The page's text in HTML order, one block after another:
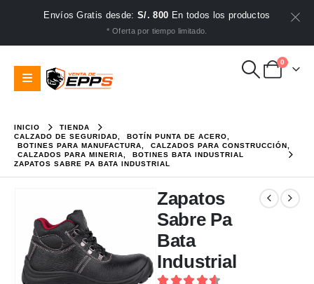
Envíos Gratis desde:S/. 800 En todos los productos
* Oferta por tiempo limitado.
0
INICIO
TIENDA
CALZADO DE SEGURIDAD
BOTÍN PUNTA DE ACERO
BOTINES PARA MANUFACTURA
CALZADOS PARA CONSTRUCCIÓN
CALZADOS PARA MINERIA
BOTINES BATA INDUSTRIAL
ZAPATOS SABRE PA BATA INDUSTRIAL
Zapatos
Sabre Pa
Bata
Industrial